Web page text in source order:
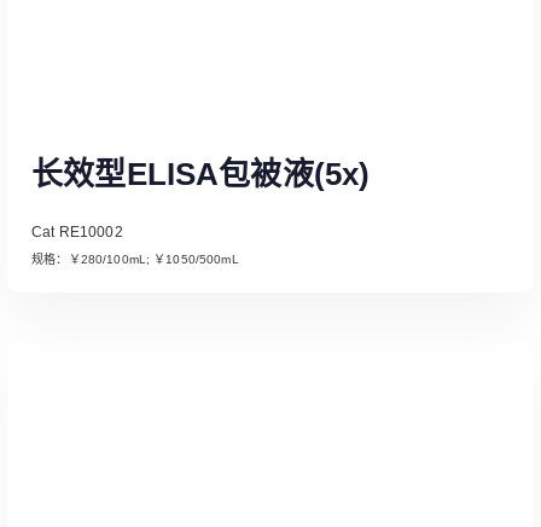
长效型ELISA包被液(5x)
Cat RE10002
规格：￥280/100mL; ￥1050/500mL